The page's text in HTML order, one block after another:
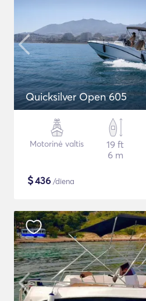
Quicksilver Open 605
Motorinė valtis
19 ft
6 m
$436 /diena